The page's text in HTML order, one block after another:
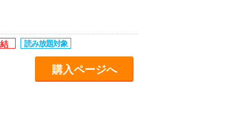
購入ページへ